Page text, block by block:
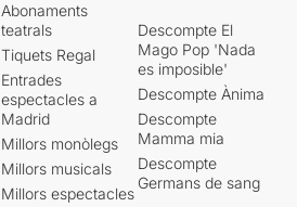
Abonaments
teatrals
Tiquets Regal
Entrades
espectacles a
Madrid
Millors monòlegs
Millors musicals
Millors espectacles
Descompte El
Mago Pop 'Nada
es imposible'
Descompte Ànima
Descompte
Mamma mia
Descompte
Germans de sang